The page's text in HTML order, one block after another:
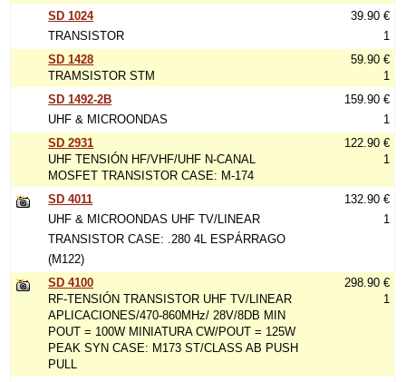
SD 1024
TRANSISTOR
39.90 €
1
SD 1428
TRAMSISTOR STM
59.90 €
1
SD 1492-2B
UHF & MICROONDAS
159.90 €
1
SD 2931
UHF TENSIÓN HF/VHF/UHF N-CANAL
MOSFET TRANSISTOR CASE: M-174
122.90 €
1
SD 4011
UHF & MICROONDAS UHF TV/LINEAR
TRANSISTOR CASE: .280 4L ESPÁRRAGO
(M122)
132.90 €
1
SD 4100
RF-TENSIÓN TRANSISTOR UHF TV/LINEAR
APLICACIONES/470-860MHz/ 28V/8DB MIN
POUT = 100W MINIATURA CW/POUT = 125W
PEAK SYN CASE: M173 ST/CLASS AB PUSH
PULL
298.90 €
1